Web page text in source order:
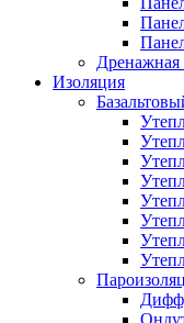
Дренажная
Изоляция